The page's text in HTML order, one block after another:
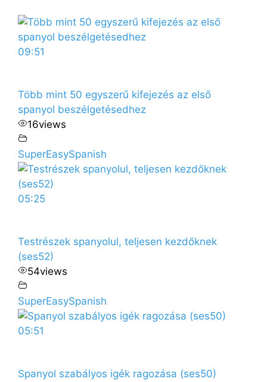
09:51
Több mint 50 egyszerű kifejezés az első
spanyol beszélgetésedhez
16views
SuperEasySpanish
05:25
Testrészek spanyolul, teljesen kezdőknek
(ses52)
54views
SuperEasySpanish
05:51
Spanyol szabályos igék ragozása (ses50)